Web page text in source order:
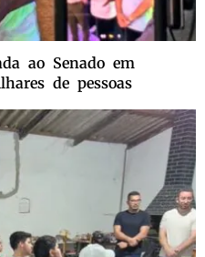
ao Senado em
de pessoas